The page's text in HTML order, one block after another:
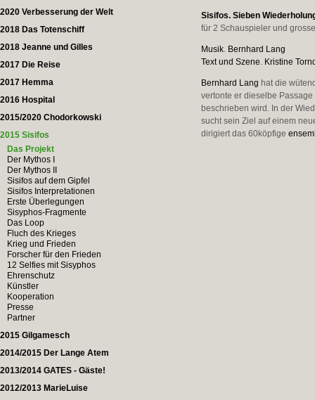
2020 Verbesserung der Welt
2018 Das Totenschiff
2018 Jeanne und Gilles
2017 Die Reise
2017 Hemma
2016 Hospital
2015/2020 Chodorkowski
2015 Sisifos
Das Projekt
Der Mythos I
Der Mythos II
Sisifos auf dem Gipfel
Sisifos Interpretationen
Erste Überlegungen
Sisyphos-Fragmente
Das Loop
Fluch des Krieges
Krieg und Frieden
Forscher für den Frieden
12 Selfies mit Sisyphos
Ehrenschutz
Künstler
Kooperation
Presse
Partner
2015 Gilgamesch
2014/2015 Der Lange Atem
2013/2014 GATES - Gäste!
2012/2013 MarieLuise
Sisifos. Sieben
für 2 Schauspieler und
Musik. Bernhard Lang
Text und Szene. Kristine
Bernhard Lang hat die
vertonte er dieselbe
beschrieben wird. In der
sucht sein Ziel auf einem
dirigiert das 60köpfige